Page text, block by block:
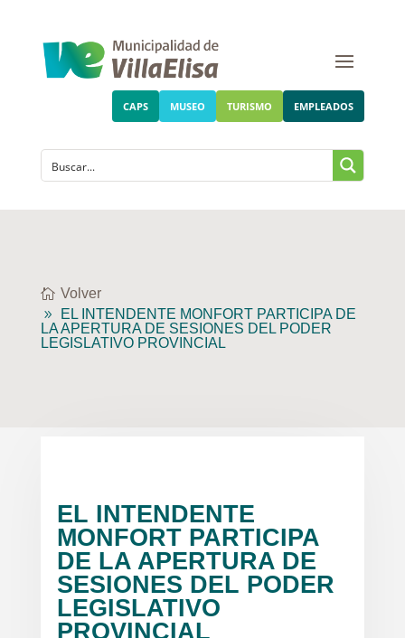
CAPS MUSEO TURISMO EMPLEADOS
Volver
EL INTENDENTE MONFORT PARTICIPA DE
LA APERTURA DE SESIONES DEL PODER
LEGISLATIVO PROVINCIAL
EL INTENDENTE
MONFORT PARTICIPA
DE LA APERTURA DE
SESIONES DEL PODER
LEGISLATIVO
PROVINCIAL